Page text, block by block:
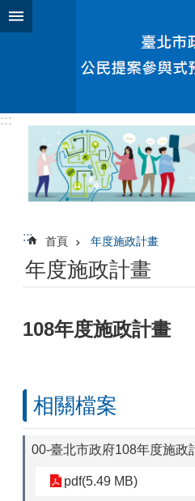
跳到主要內容區塊
:::
::: 首頁 年度施政計畫
年度施政計畫
108年度施政計畫
相關檔案
00-臺北市政府108年度施政
pdf(5.49 MB)